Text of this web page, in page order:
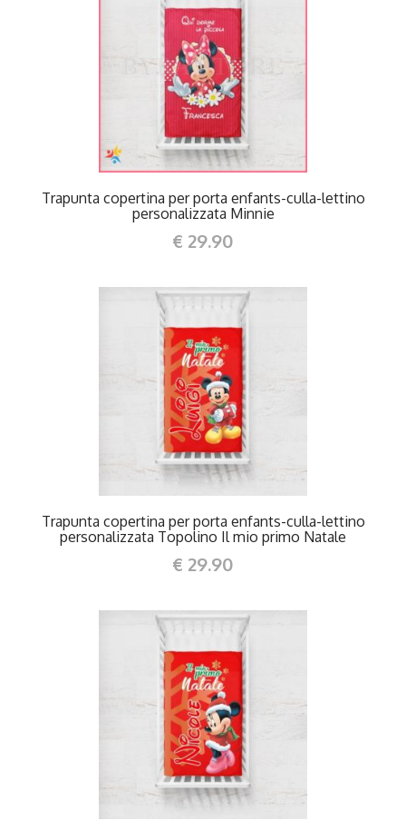
DETTAGLI
Trapunta copertina per porta enfants-culla-lettino
personalizzata Minnie
€ 29.90
DETTAGLI
Trapunta copertina per porta enfants-culla-lettino
personalizzata Topolino Il mio primo Natale
€ 29.90
DETTAGLI